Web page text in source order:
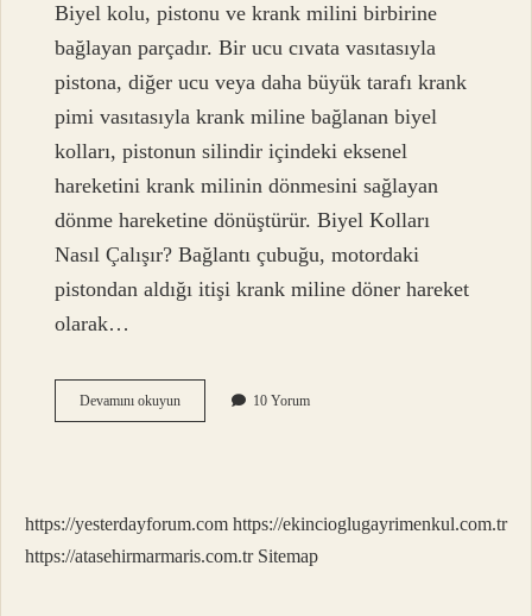
Biyel kolu, pistonu ve krank milini birbirine
bağlayan parçadır. Bir ucu cıvata vasıtasıyla
pistona, diğer ucu veya daha büyük tarafı krank
pimi vasıtasıyla krank miline bağlanan biyel
kolları, pistonun silindir içindeki eksenel
hareketini krank milinin dönmesini sağlayan
dönme hareketine dönüştürür. Biyel Kolları
Nasıl Çalışır? Bağlantı çubuğu, motordaki
pistondan aldığı itişi krank miline döner hareket
olarak…
Devamını okuyunBiyel
Kepi
10 Yorum
https://yesterdayforum.com https://ekincioglugayrimenkul.com.tr
https://atasehirmarmaris.com.tr Sitemap